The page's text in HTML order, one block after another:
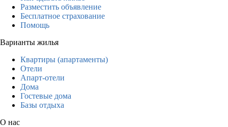
Разместить объявление
Бесплатное страхование
Помощь
Варианты жилья
Квартиры (апартаменты)
Отели
Апарт-отели
Дома
Гостевые дома
Базы отдыха
О нас